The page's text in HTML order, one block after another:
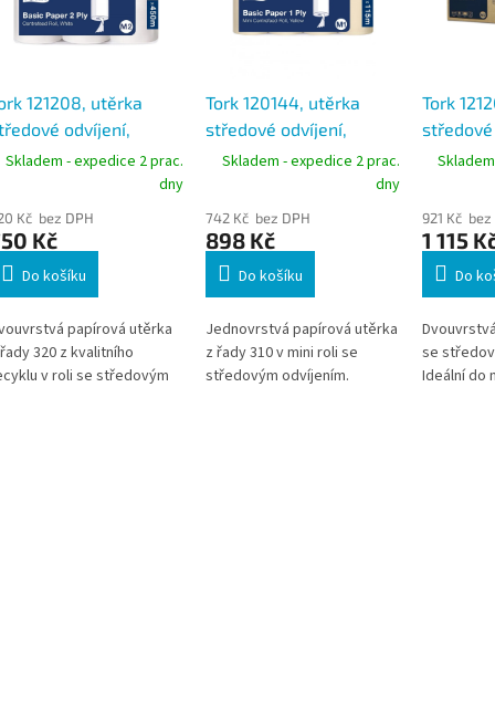
121208, utěrka
odvíjení,
2vrstvá bílá, návin
135m, M2, karton 6 rolí
Skladem - expedice 2 prac.
dny
Kč bez DPH
Kč
Do košíku
papírová utěrka
320 z kvalitního
v roli se středovým
Tork 120144, utěrka
středové odvíjení,
1vrstvá žlutá, návin
115m, M1, karton 11 rolí
Skladem - expedice 2 prac.
dny
742 Kč bez DPH
898 Kč
Do košíku
Jednovrstvá papírová utěrka
z řady 310 v mini roli se
středovým odvíjením.
Tork
2vrstvá
921 Kč bez
1 115
Do
se
Ideální do